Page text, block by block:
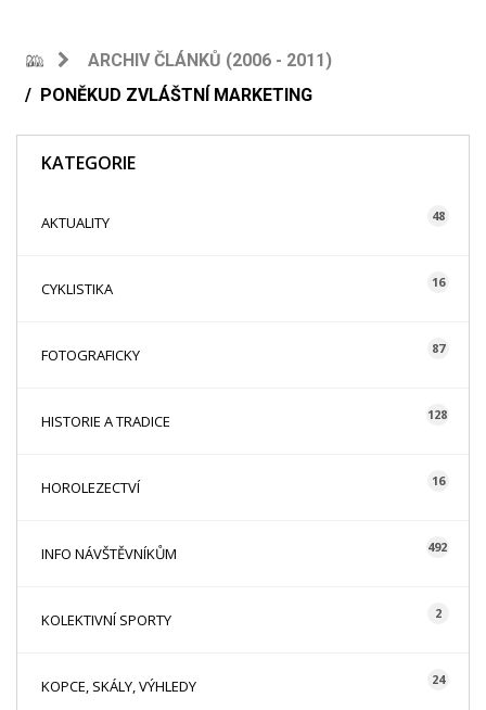
ARCHIV ČLÁNKŮ (2006 - 2011)
PONĚKUD ZVLÁŠTNÍ MARKETING
KATEGORIE
AKTUALITY 48
CYKLISTIKA 16
FOTOGRAFICKY 87
HISTORIE A TRADICE 128
HOROLEZECTVÍ 16
INFO NÁVŠTĚVNÍKŮM 492
KOLEKTIVNÍ SPORTY 2
KOPCE, SKÁLY, VÝHLEDY 24